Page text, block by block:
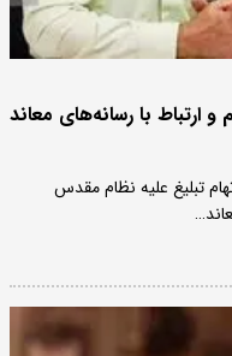
نظام و ارتباط با رسانه‌های معاند
از دستگیری ۴ نفر به اتهام تبلیغ علیه نظام مقدس